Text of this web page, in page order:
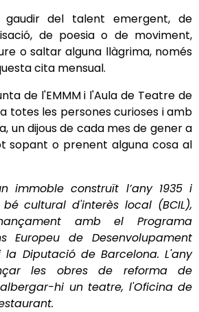
del talent emergent, de
de poesia o de moviment,
o saltar alguna llàgrima, només
cita mensual.
de l'EMMM i l'Aula de Teatre de
totes les persones curioses i amb
un dijous de cada mes de gener a
sopant o prenent alguna cosa al
immoble construït l’any 1935 i
cultural d'interès local (BCIL),
amb el Programa
Europeu de Desenvolupament
i la Diputació de Barcelona. L'any
les obres de reforma de
hi un teatre, l'Oficina de